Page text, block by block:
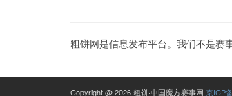
粗饼网是信息发布平台。我们不是赛
Copyright @ 2026 粗饼·中国魔方赛事网 京ICP